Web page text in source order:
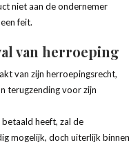
niet aan de ondernemer
feit.
van herroeping
van zijn herroepingsrecht,
terugzending voor zijn
heeft, zal de
mogelijk, doch uiterlijk binnen